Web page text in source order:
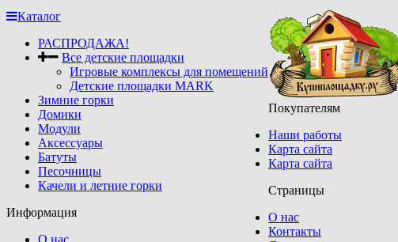
Каталог
РАСПРОДАЖА!
Все детские площадки
Игровые комплексы для помещений
Детские площадки MARK
Зимние горки
Домики
Модули
Аксессуары
Батуты
Песочницы
Качели и летние горки
Информация
О нас
Покупателям
Наши работы
Карта сайта
Карта сайта
Страницы
О нас
Контакты